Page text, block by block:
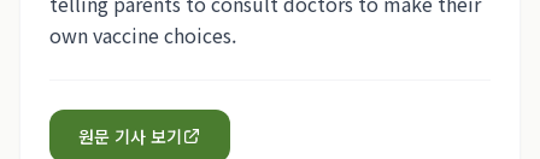
own vaccine choices.
원문 기사 보기